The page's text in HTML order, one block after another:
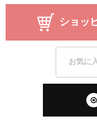
ショッ
お気に